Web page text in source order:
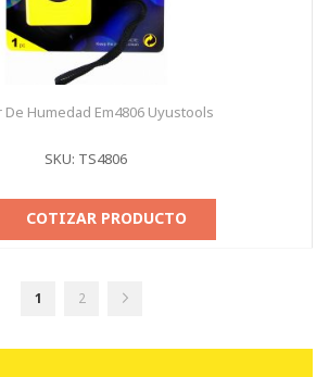
De Humedad Em4806 Uyustools
SKU: TS4806
COTIZAR PRODUCTO
Página
Actualmente
estás
página
1 Página
2